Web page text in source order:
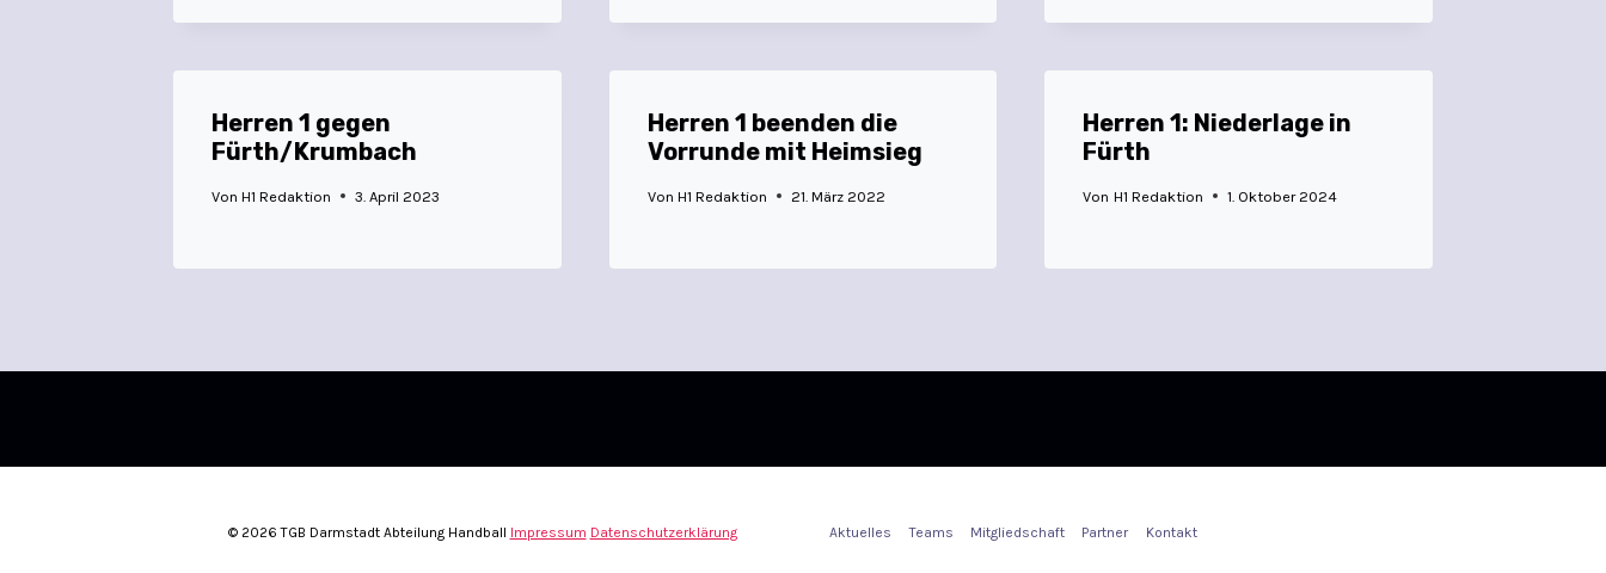
Herren 1 gegen
Fürth/Krumbach
Von H1 Redaktion 3. April 2023
Herren 1 beenden die
Vorrunde mit Heimsieg
Von H1 Redaktion 21. März 2022
Herren 1: Niederlage in
Fürth
Von H1 Redaktion 1. Oktober 2024
© 2026 TGB Darmstadt Abteilung Handball Impressum Datenschutzerklärung Aktuelles Teams Mitgliedschaft Partner Kontakt